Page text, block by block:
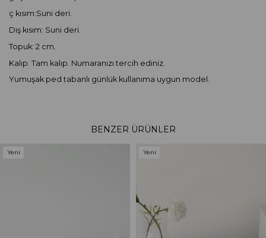
ç kısım:Suni deri.
Dış kısım: Suni deri.
Topuk: 2 cm.
Kalıp: Tam kalıp. Numaranızı tercih ediniz.
Yumuşak ped tabanlı günlük kullanıma uygun model.
BENZER ÜRÜNLER
Yeni
Yeni